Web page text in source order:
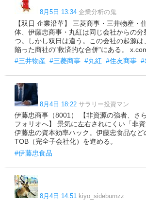
8月5日 13:34 企業分析の鬼
【双日 企業沿革】 三菱商事・三井物産・
体、伊藤忠商事・丸紅は同じ会社からの分
つ。しかし双日は違う。この会社の起源は
陥った商社の"救済的な合併"にある。
#三井物産 #三菱商事 #丸紅 #住友商事 #
8月4日 18:22 サラリー投資マン
伊藤忠商事（8001） 【非資源の強者、さ
フォリオへ】 景気に左右されにくい「非資
伊藤忠の資本効率ハック。伊藤忠食品など
TOB（完全子会社化）を進める。
#伊藤忠食品
8月4日 14:51 kiyo_sideburnzz